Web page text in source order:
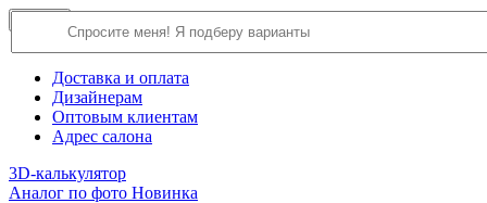
О компании
Доставка и оплата
Дизайнерам
Оптовым клиентам
Адрес салона
3D-калькулятор
Аналог по фото Новинка